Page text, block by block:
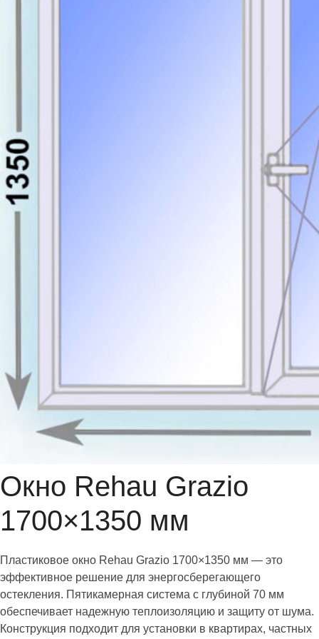
Окно Rehau Grazio
1700×1350 мм
Пластиковое окно Rehau Grazio 1700×1350 мм — это
эффективное решение для энергосберегающего
остекления. Пятикамерная система с глубиной 70 мм
обеспечивает надежную теплоизоляцию и защиту от шума.
Конструкция подходит для установки в квартирах, частных